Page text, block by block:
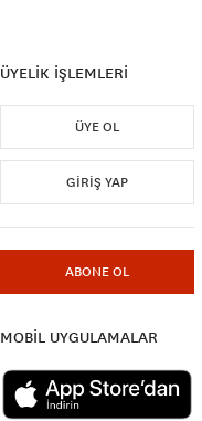
ÜYELİK İŞLEMLERİ
ÜYE OL
GIRIŞ YAP
ABONE OL
MOBİL UYGULAMALAR